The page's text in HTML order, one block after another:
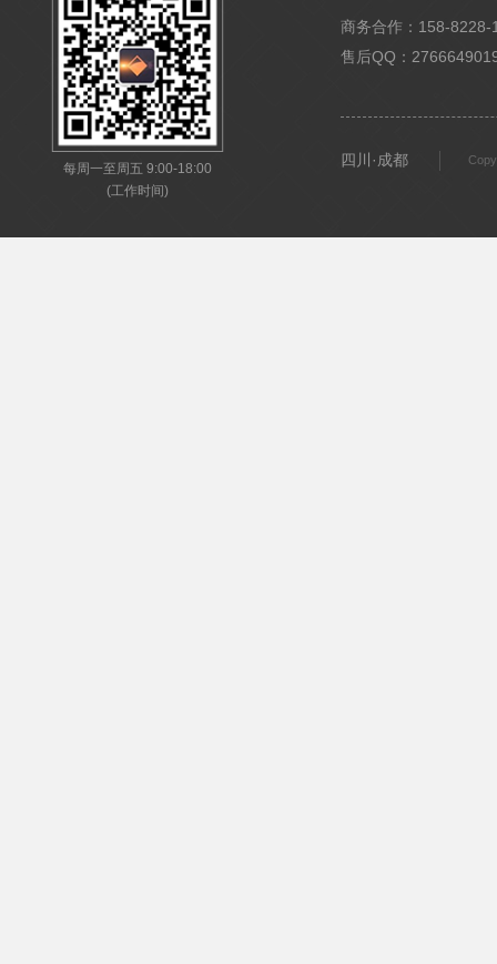
每周一至周五 9:00-18:00
(工作时间)
商务合作：158-
售后QQ：
四川·成都